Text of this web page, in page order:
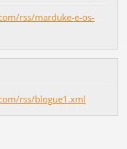
rss/marduke-e-os-
rss/blogue1.xml